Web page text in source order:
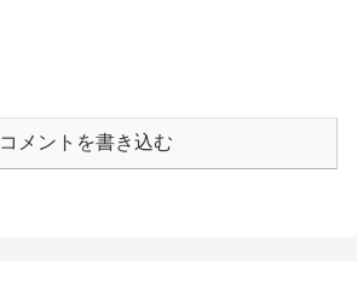
コメントを書き込む